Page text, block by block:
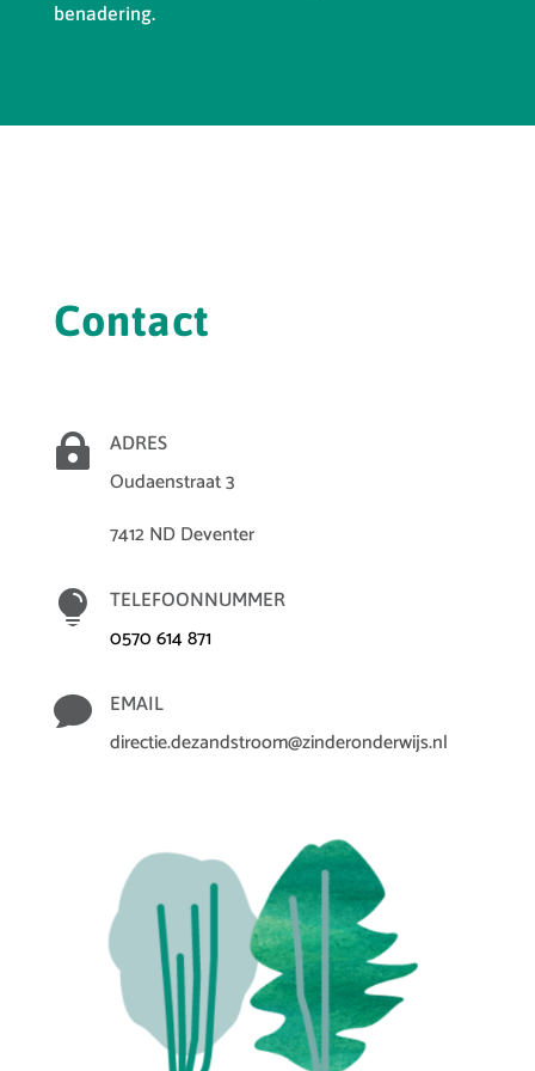
benadering.
Contact
 ADRES
Oudaenstraat 3
7412 ND Deventer
 TELEFOONNUMMER
0570 614 871
 EMAIL
directie.dezandstroom@zinderonderwijs.nl